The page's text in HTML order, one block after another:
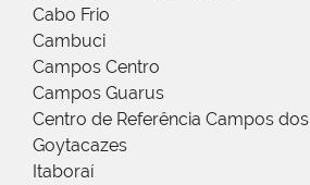
Cabo Frio
Cambuci
Campos Centro
Campos Guarus
Centro de Referência Campos dos
Goytacazes
Itaboraí